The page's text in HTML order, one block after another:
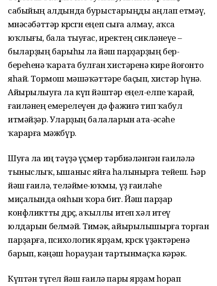
сабыйың алдында бурыстарыңды аңлап етмәү,
мөнәсә­бәттәр көрсөгөн еңеп сыға алмау, аҡса
юҡлығы, бала тыуғас, иректең сик­ләнеүе –
быларҙың барыһы ла йәш парҙарҙың бер-
береһенә ҡарата булған хистәренә кире йоғонто
яһай. Тормош мәшәҡәттәре баҫып, хистәр һүнә.
Айырылыуға ла күп йәштәр еңел-елпе ҡарай,
ғаиләнең емерелеүен дә фажиғә тип ҡабул
итмәйҙәр. Уларҙың балаларын ата-әсәһе
ҡарарға мәжбүр.
Шуға ла иң тәүҙә үҫмер тәрбиәләнгән ғаиләлә
тыныслыҡ, ышаныс яйға һалынырға тейеш. Һәр
йәш ғаилә, теләйме-юҡмы, үҙ ғаиләһе
миҫалында ояһын ҡора бит. Йәш парҙар
конфликт­ты дөрөҫ, аҡыллы итеп хәл итеү
юлдарын белмәй. Тимәк, айырылышырға торған
парҙарға, психологик ярҙам, көрсөк үҙәктәренә
барып, кәңәш һорауҙан тартынмаҫҡа кәрәк.
Күптән түгел йәш ғаилә пары ярҙам һорап